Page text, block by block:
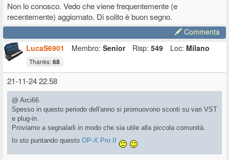
Non lo conosco. Vedo che viene frequentemente (e
recentemente) aggiornato. Di solito è buon segno.
Commenta
LucaS6901
Membro: Senior Risp: 549 Loc: Milano
Thanks:68
21-11-24 22.58
@ Arci66
Spesso in questo periodo dell'anno si promuovono sconti su vari VST
e plug-in.
Proviamo a segnalarli in modo che sia utile alla piccola comunità.
Io sto puntando questo OP-X Pro II